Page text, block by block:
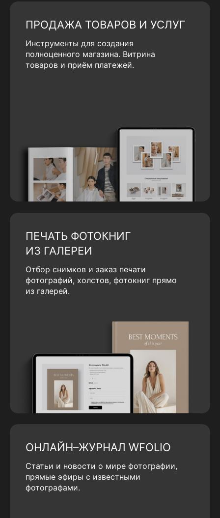
ПРОДАЖА ТОВАРОВ И УСЛУГ
Инструменты для создания
полноценного магазина. Витрина
товаров и приём платежей.
ПЕЧАТЬ ФОТОКНИГ
ИЗ ГАЛЕРЕИ
Отбор снимков и заказ печати
фотографий, холстов, фотокниг прямо
из галерей.
ОНЛАЙН–ЖУРНАЛ WFOLIO
Статьи и новости о мире фотографии,
прямые эфиры с известными
фотографами.